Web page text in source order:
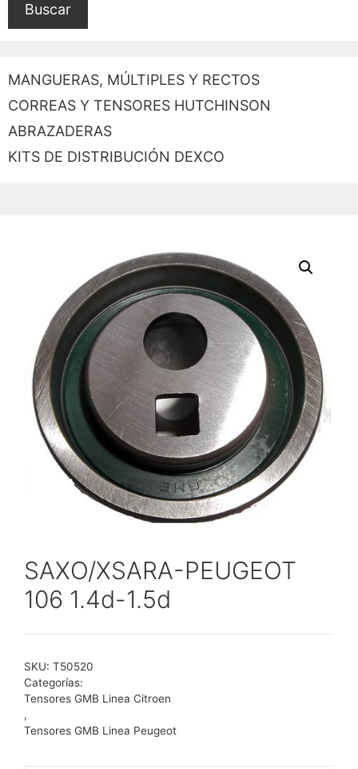
SAXO/XSARA-PEUGEOT
106 1.4d-1.5d
SKU: T50520
Categorías:
Tensores GMB Linea Citroen
,
Tensores GMB Linea Peugeot
Buscar
MANGUERAS, MÚLTIPLES Y RECTOS
CORREAS Y TENSORES HUTCHINSON
ABRAZADERAS
KITS DE DISTRIBUCIÓN DEXCO